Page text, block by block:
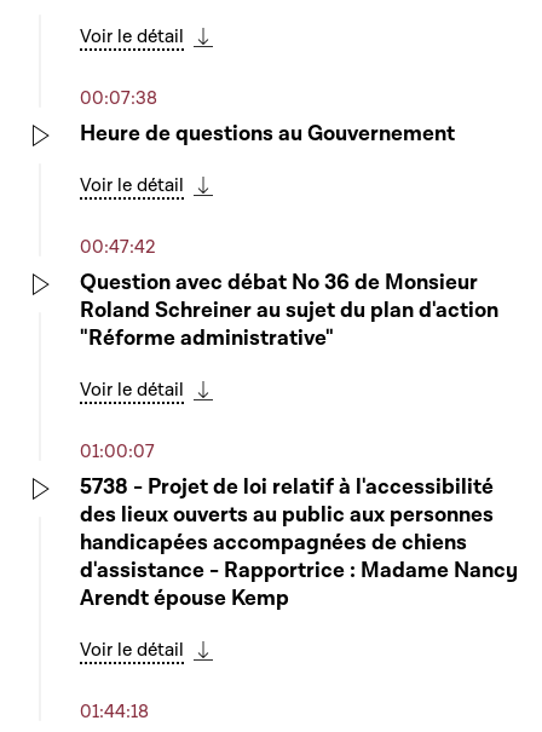
Voir le détail
00:07:38
Heure de questions au Gouvernement
Voir le détail
00:47:42
Question avec débat No 36 de Monsieur
Roland Schreiner au sujet du plan d'action
"Réforme administrative"
Voir le détail
01:00:07
5738 - Projet de loi relatif à l'accessibilité
des lieux ouverts au public aux personnes
handicapées accompagnées de chiens
d'assistance - Rapportrice : Madame Nancy
Arendt épouse Kemp
Voir le détail
01:44:18